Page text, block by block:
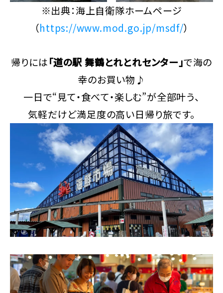
※出典：海上自衛隊ホームページ
（https://www.mod.go.jp/msdf/）
帰りには「道の駅 舞鶴とれとれセンター」で海の
幸のお買い物♪
一日で“見て・食べて・楽しむ”が全部叶う、
気軽だけど満足度の高い日帰り旅です。